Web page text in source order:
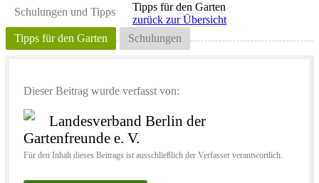
Schulungen und Tipps
Tipps für den Garten Schulungen
Tipps für den Garten
zurück zur Übersicht
Dieser Beitrag wurde verfasst von:
Landesverband Berlin der
Gartenfreunde e. V.
Für den Inhalt dieses Beitrags ist ausschließlich der Verfasser verantwortlich.